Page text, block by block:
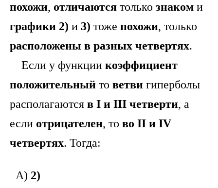
похожи, отличаются только знаком и
графики 2) и 3) тоже похожи, только
расположены в разных четвертях.
Если у функции коэффициент
положительный то ветви гиперболы
располагаются в I и III четверти, а
если отрицателен, то во II и IV
четвертях. Тогда:
А) 2)